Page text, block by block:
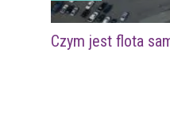
Czym jest flota